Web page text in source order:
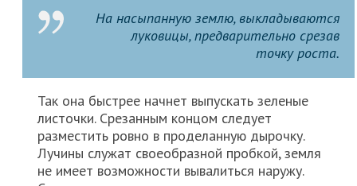
На насыпанную землю, выкладываются
луковицы, предварительно срезав
точку роста.
Так она быстрее начнет выпускать зеленые
листочки. Срезанным концом следует
разместить ровно в проделанную дырочку.
Лучины служат своеобразной пробкой, земля
не имеет возможности вывалиться наружу.